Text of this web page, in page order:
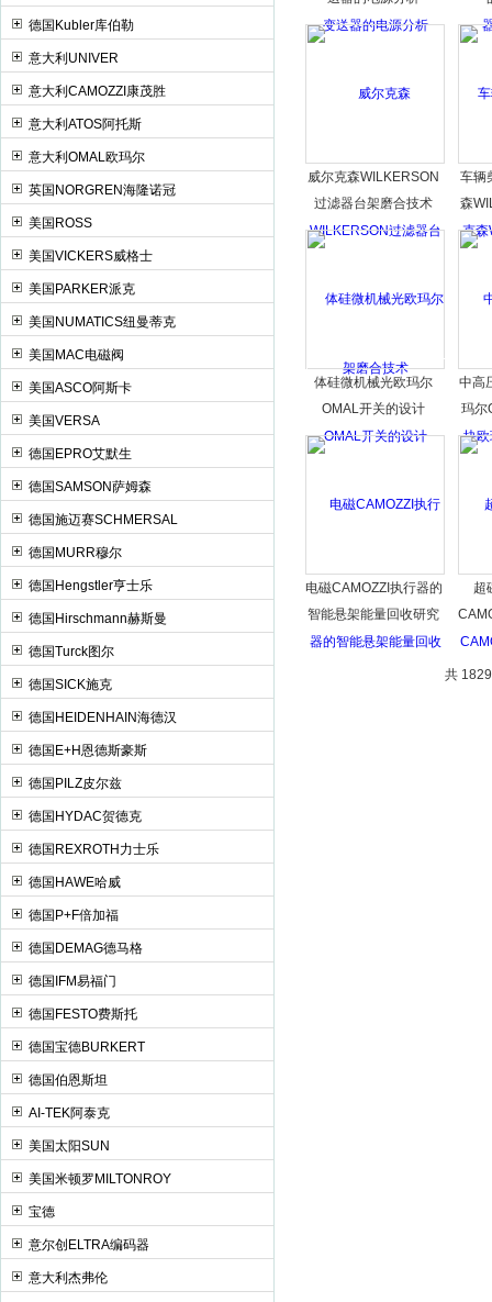
德国Kubler库伯勒
意大利UNIVER
意大利CAMOZZI康茂胜
意大利ATOS阿托斯
意大利OMAL欧玛尔
英国NORGREN海隆诺冠
美国ROSS
美国VICKERS威格士
美国PARKER派克
美国NUMATICS纽曼蒂克
美国MAC电磁阀
美国ASCO阿斯卡
美国VERSA
德国EPRO艾默生
德国SAMSON萨姆森
德国施迈赛SCHMERSAL
德国MURR穆尔
德国Hengstler亨士乐
德国Hirschmann赫斯曼
德国Turck图尔
德国SICK施克
德国HEIDENHAIN海德汉
德国E+H恩德斯豪斯
德国PILZ皮尔兹
德国HYDAC贺德克
德国REXROTH力士乐
德国HAWE哈威
德国P+F倍加福
德国DEMAG德马格
德国IFM易福门
德国FESTO费斯托
德国宝德BURKERT
德国伯恩斯坦
AI-TEK阿泰克
美国太阳SUN
美国米顿罗MILTONROY
宝德
意尔创ELTRA编码器
意大利杰弗伦
威尔克森WILKERSON
过滤器台架磨合技术
车辆
森
体硅微机械光欧玛尔
OMAL开关的设计
中高
玛尔
电磁CAMOZZI执行器的
智能悬架能量回收研究
超
共